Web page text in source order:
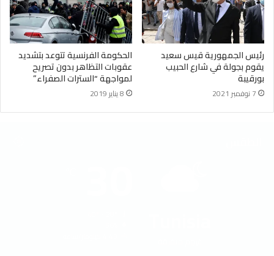
رئيس الجمهورية قيس سعيد
يقوم بجولة في شارع الحبيب
بورقيبة
7 نوفمبر 2021
الحكومة الفرنسية تتوعد بتشديد
عقوبات التظاهر بدون تصريح
لمواجهة “السترات الصفراء”
8 يناير 2019